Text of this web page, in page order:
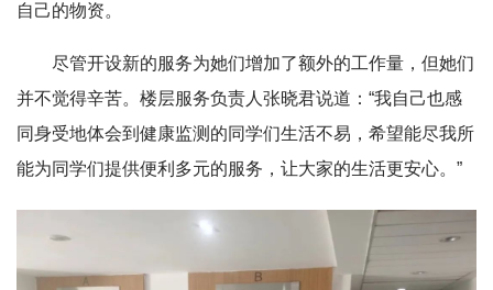
自己的物资。
尽管开设新的服务为她们增加了额外的工作量，但她们
并不觉得辛苦。楼层服务负责人张晓君说道：“我自己也感
同身受地体会到健康监测的同学们生活不易，希望能尽我所
能为同学们提供便利多元的服务，让大家的生活更安心。”